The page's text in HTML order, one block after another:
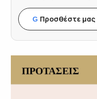
G Προσθέστε μας